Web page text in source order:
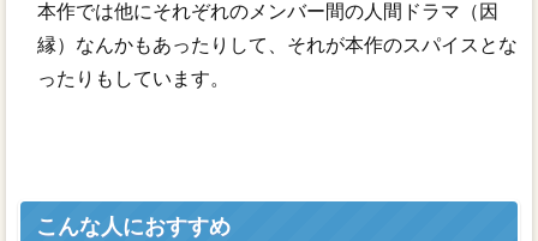
本作では他にそれぞれのメンバー間の人間ドラマ（因
縁）なんかもあったりして、それが本作のスパイスとな
ったりもしています。
こんな人におすすめ